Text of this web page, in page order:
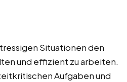
Situationen den
und effizient zu arbeiten.
Aufgaben und